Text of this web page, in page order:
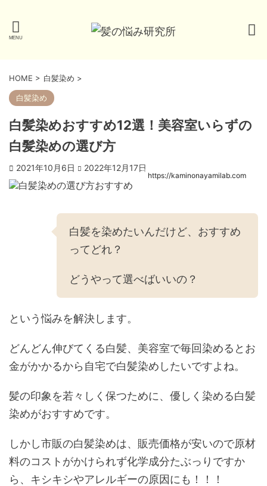
HOME > 白髪染め >
白髪染め
白髪染めおすすめ12選！美容室いらずの
白髪染めの選び方
2021年10月6日 2022年12月17日
https://kaminonayamilab.com
白髪を染めたいんだけど、おすすめ
ってどれ？
どうやって選べばいいの？
という悩みを解決します。
どんどん伸びてくる白髪、美容室で毎回染めるとお
金がかかるから自宅で白髪染めしたいですよね。
髪の印象を若々しく保つために、優しく染める白髪
染めがおすすめです。
しかし市販の白髪染めは、販売価格が安いので原材
料のコストがかけられず化学成分たぶっりですか
ら、キシキシやアレルギーの原因にも！！！